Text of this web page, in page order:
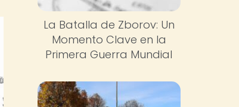
La Batalla de Zborov: Un
Momento Clave en la
Primera Guerra Mundial